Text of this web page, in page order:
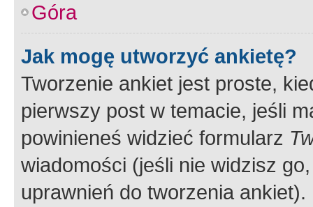
Góra
Jak mogę utworzyć ankietę?
Tworzenie ankiet jest proste,
pierwszy post w temacie, jeśli
powinieneś widzieć formularz
wiadomości (jeśli nie widzisz
uprawnień do tworzenia